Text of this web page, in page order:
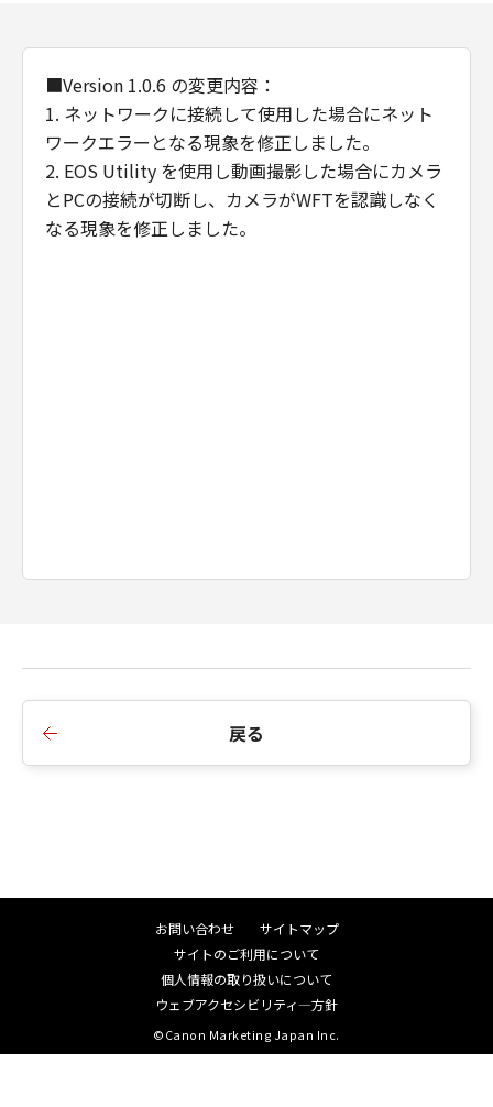
を解決するための対応策の提示、対応策の
実施または、「許諾ソフトウェア」の修正
版の作成および提供のみです。ただし、キ
ヤノン、キヤノンの子会社、キヤノンの関
連会社、それらの販売代理店または販売店
ならびにキャノンのライセンサーは、お客
様による「許諾ソフトウェア」の誤用また
は本契約において許諾されていない方法に
販売店、ならびにキヤノンのライセンサー
の故意または重過失による債務不履行また
は不法行為に起因してお客様に生じた損害
に対する賠償責任については、免責されな
（スマートフォン、タブレット端末を含
む。）にダウンロードした時点で発効し、
下記 (2)により終了されるまで有効に存続
します。
(2) お客様が「本契約」のいずれかの条項
に違反した場合、「本契約」は直ちに終了
■Version 1.0.6 の変更内容：
1. ネットワークに接続して使用した場合にネット
ワークエラーとなる現象を修正しました。
2. EOS Utility を使用し動画撮影した場合にカメラ
とPCの接続が切断し、カメラがWFTを認識しなく
なる現象を修正しました。
戻る
お問い合わせ
サイトマップ
サイトのご利用について
個人情報の取り扱いについて
ウェブアクセシビリティ―方針
©Canon Marketing Japan Inc.